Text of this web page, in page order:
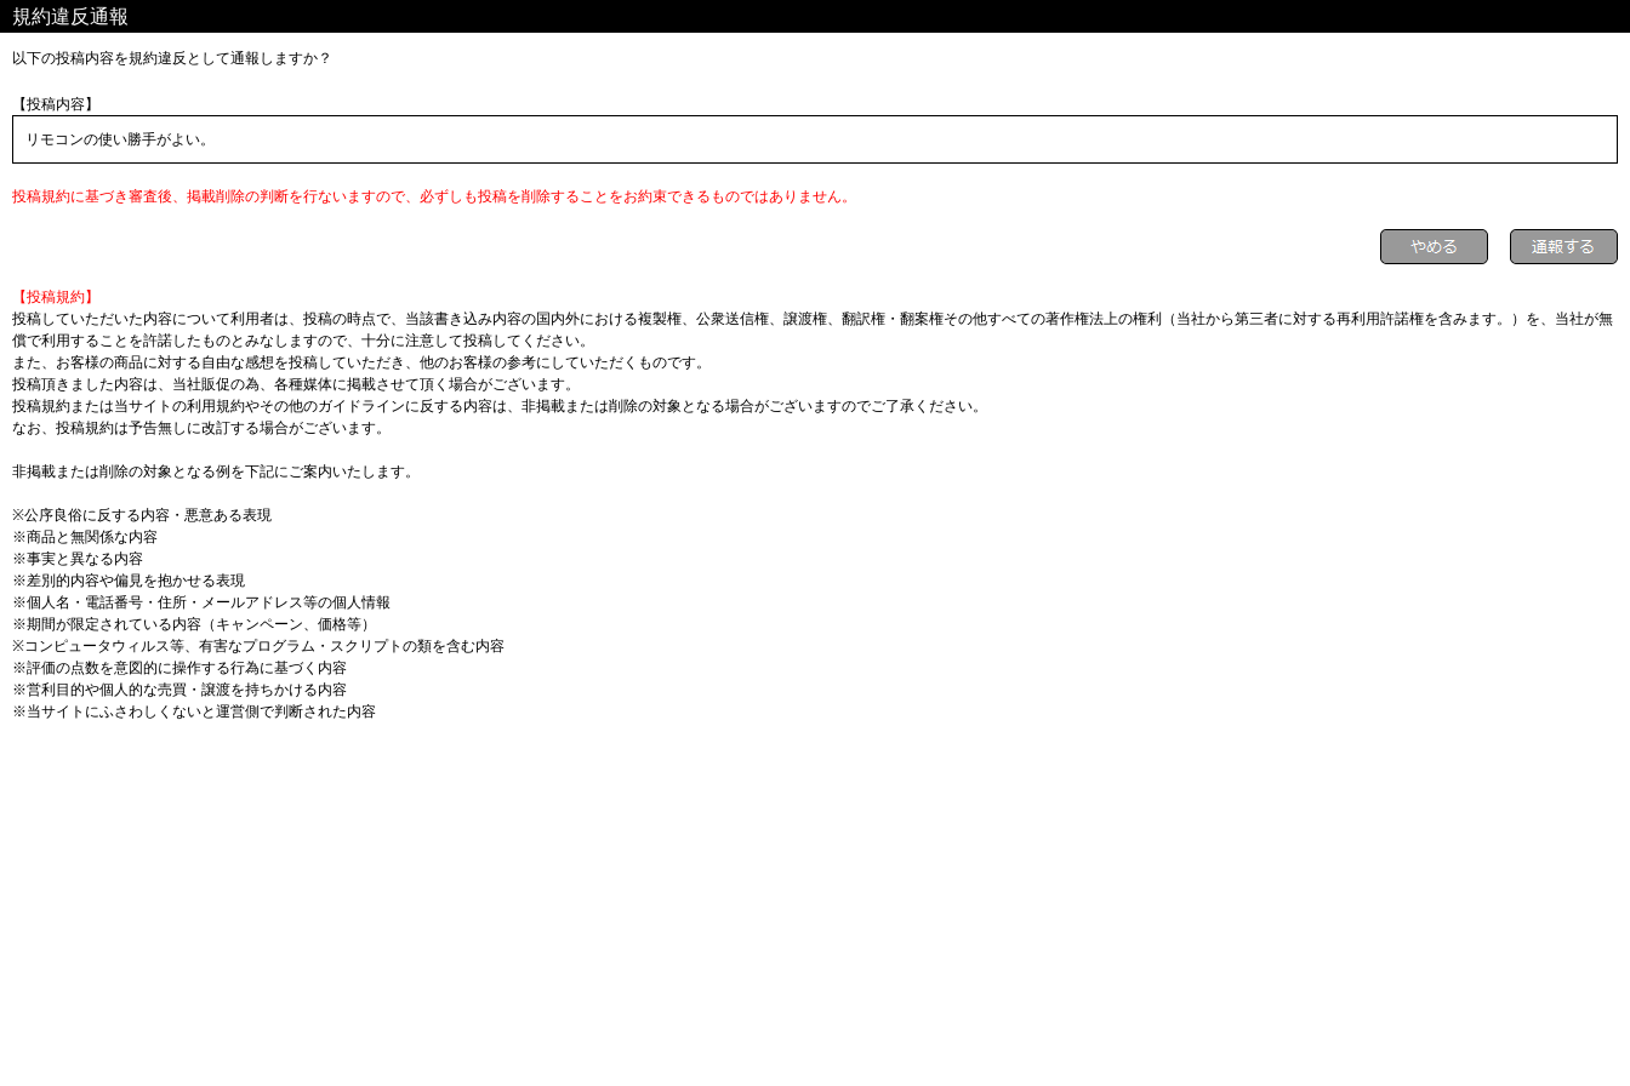
規約違反通報
以下の投稿内容を規約違反として通報しますか？
【投稿内容】
リモコンの使い勝手がよい。
投稿規約に基づき審査後、掲載削除の判断を行ないますので、必ずしも投稿を削除することをお約束できるものではありません。
【投稿規約】
投稿していただいた内容について利用者は、投稿の時点で、当該書き込み内容の国内外における複製権、公衆送信権、譲渡権、翻訳権・翻案権その他すべての著作権法上の権利（当社から第三者に対する再利用許諾権を含みます。）を、当社が無
償で利用することを許諾したものとみなしますので、十分に注意して投稿してください。
また、お客様の商品に対する自由な感想を投稿していただき、他のお客様の参考にしていただくものです。
投稿頂きました内容は、当社販促の為、各種媒体に掲載させて頂く場合がございます。
投稿規約または当サイトの利用規約やその他のガイドラインに反する内容は、非掲載または削除の対象となる場合がございますのでご了承ください。
なお、投稿規約は予告無しに改訂する場合がございます。
非掲載または削除の対象となる例を下記にご案内いたします。
※公序良俗に反する内容・悪意ある表現
※商品と無関係な内容
※事実と異なる内容
※差別的内容や偏見を抱かせる表現
※個人名・電話番号・住所・メールアドレス等の個人情報
※期間が限定されている内容（キャンペーン、価格等）
※コンピュータウィルス等、有害なプログラム・スクリプトの類を含む内容
※評価の点数を意図的に操作する行為に基づく内容
※営利目的や個人的な売買・譲渡を持ちかける内容
※当サイトにふさわしくないと運営側で判断された内容